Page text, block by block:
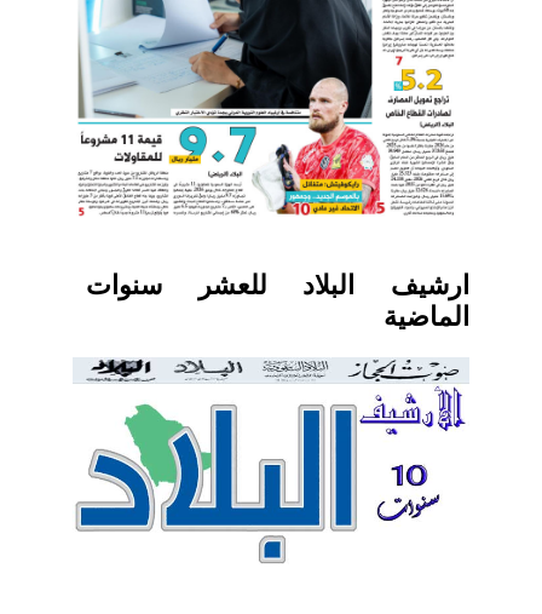
ارشيف البلاد للعشر سنوات
الماضية